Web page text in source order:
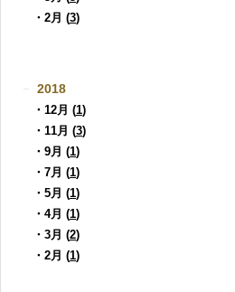
・2月 (3)
2018
・12月 (1)
・11月 (3)
・9月 (1)
・7月 (1)
・5月 (1)
・4月 (1)
・3月 (2)
・2月 (1)